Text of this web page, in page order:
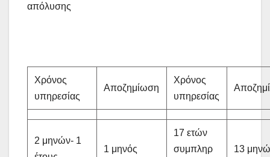
απόλυσης
Χρόνος
υπηρεσίας
Αποζημίωση
Χρόνος
υπηρεσίας
2 μηνών- 1
1 μηνός
17 ετών
συμπληρ
13